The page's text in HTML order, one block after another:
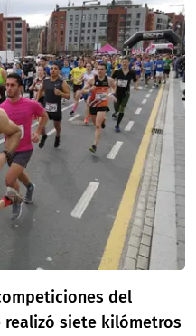
del
realizó siete kilómetros